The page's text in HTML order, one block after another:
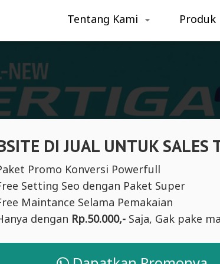
DI JUAL UNTUK SALES
Promo Konversi Powerfull
Setting Seo dengan Paket Super
Maintance Selama Pemakaian
dengan Rp.50.000,-Saja, Gak pake
Tentang Kami Produk